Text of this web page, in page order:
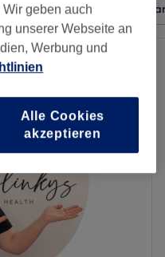
Besonderheiten
in Olsberg
geben auch
unserer Webseite an
Werbung und
Alle Cookies
akzeptieren